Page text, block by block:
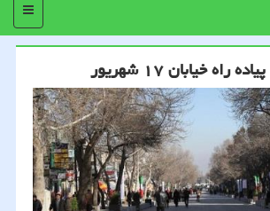
منو
خیابان ۱۷ شهریور